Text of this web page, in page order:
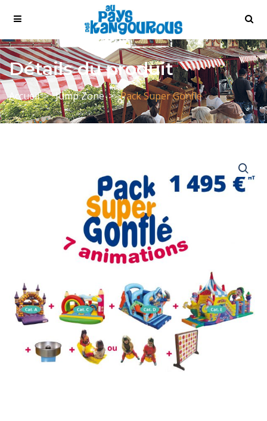
Détails du produit
Accueil Jump Zone Pack Super Gonflé